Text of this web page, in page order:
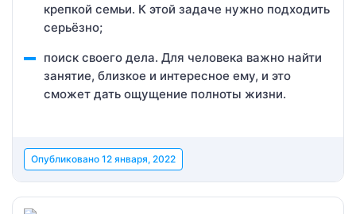
крепкой семьи. К этой задаче нужно подходить
серьёзно;
поиск своего дела. Для человека важно найти
занятие, близкое и интересное ему, и это
сможет дать ощущение полноты жизни.
Опубликовано 12 января, 2022